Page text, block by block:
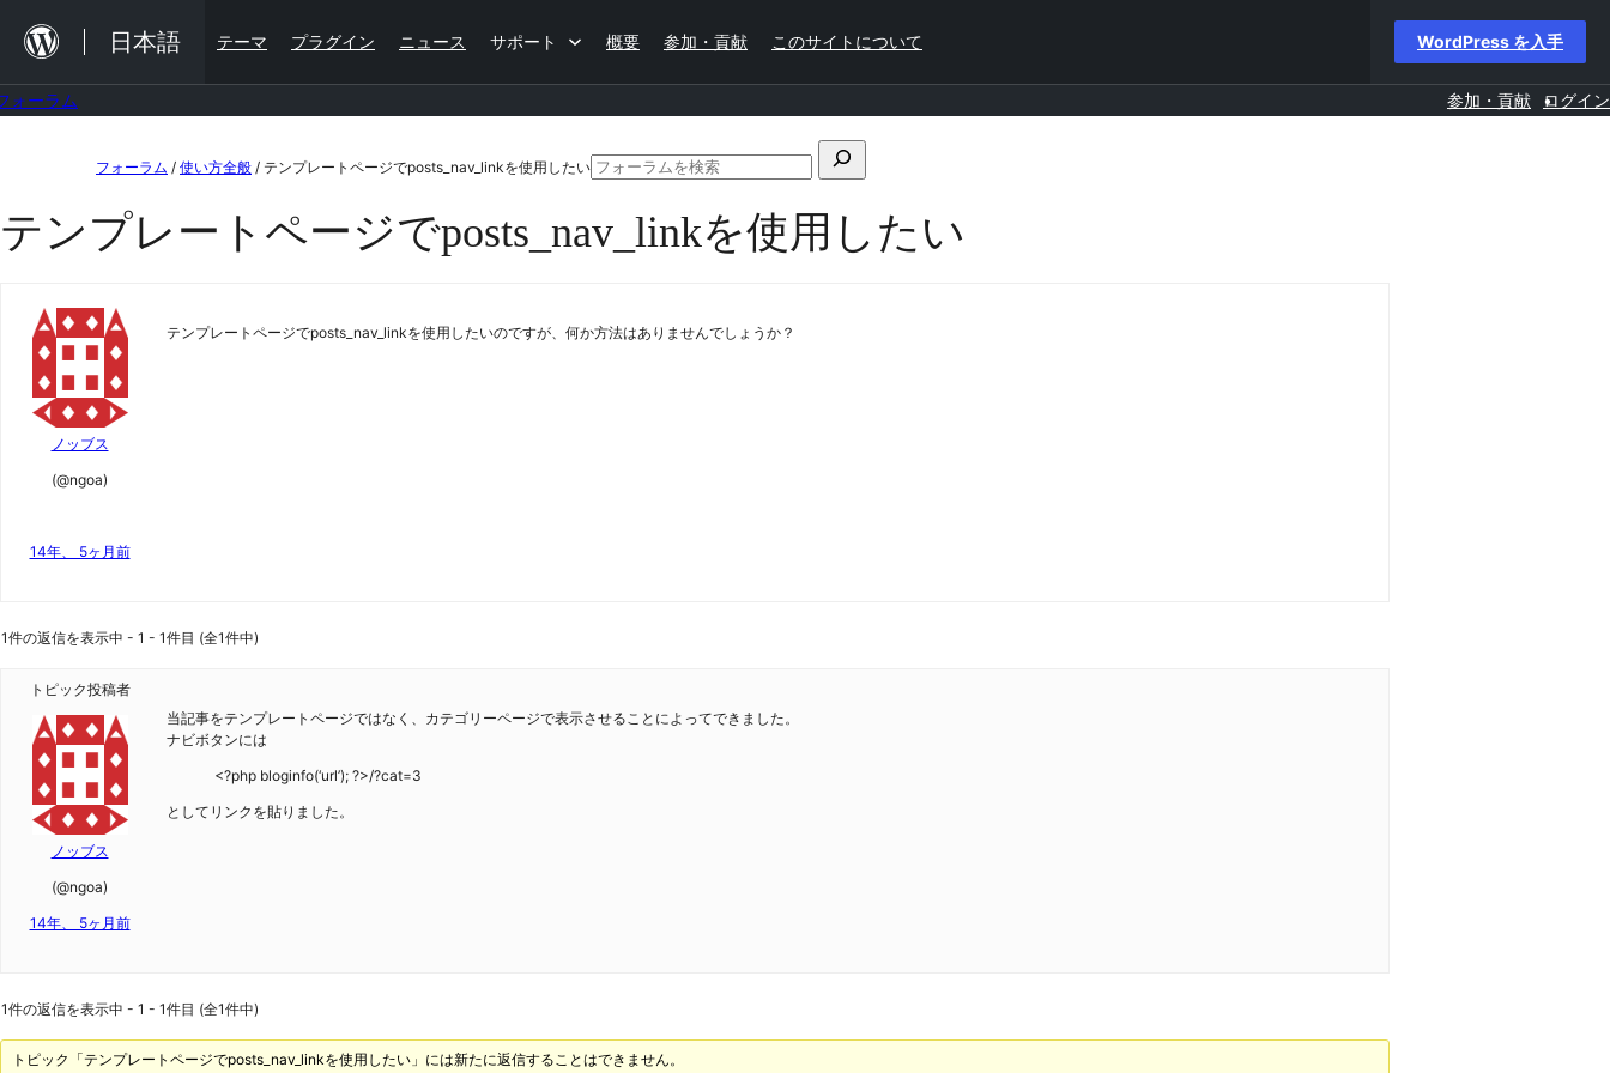
を
プ
日本語 テーマ プラグイン ニュース サポート 概要 参加・貢献 このサイトについて WordPress を入手
ォーラム 参加・貢献 ログイン
テ
フォーラム / 使い方全般 / テンプレートページでposts_nav_linkを使用したい検
対
フ
ー
ラ
テンプレートページでposts_nav_linkを使用したい
ノッブス
(@ngoa)
14年、 5ヶ月前
テンプレートページでposts_nav_linkを使用したいのですが、何か方法はありませんでしょうか？
1件の返信を表示中 - 1 - 1件目 (全1件中)
トピック投稿者
ノッブス
(@ngoa)
14年、 5ヶ月前
当記事をテンプレートページではなく、カテゴリーページで表示させることによってできました。
ナビボタンには
<?php bloginfo(‘url’); ?>/?cat=3
としてリンクを貼りました。
1件の返信を表示中 - 1 - 1件目 (全1件中)
トピック「テンプレートページでposts_nav_linkを使用したい」には新たに返信することはできません。